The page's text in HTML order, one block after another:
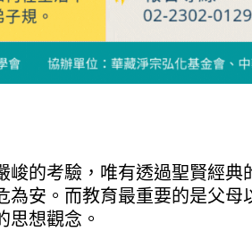
峻的考驗，唯有透過聖賢經典
安。而教育最重要的是父母
思想觀念。